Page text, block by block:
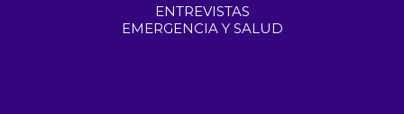
ENTREVISTAS
EMERGENCIA Y SALUD